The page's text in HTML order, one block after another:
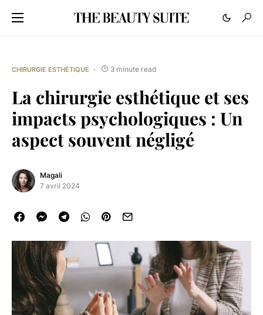
CHIRURGIE ESTHÉTIQUE 3 minute read
La chirurgie esthétique et ses
impacts psychologiques : Un
aspect souvent négligé
Magali
7 avril 2024